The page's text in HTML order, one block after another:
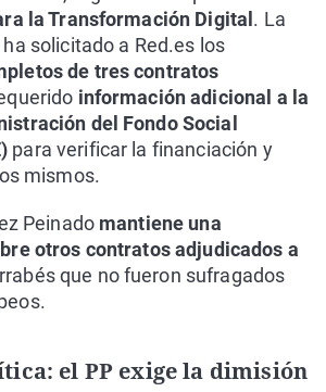
la Transformación Digital . La
solicitado a Red.es los
de tres contratos
información adicional a la
del Fondo Social
para verificar la financiación y
mismos.
Peinadomantiene una
otros contratos adjudicados a
que no fueron sufragados
el PP exige la dimisión